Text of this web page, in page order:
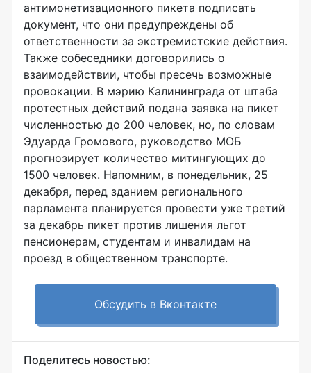
антимонетизационного пикета подписать
документ, что они предупреждены об
ответственности за экстремистские действия.
Также собеседники договорились о
взаимодействии, чтобы пресечь возможные
провокации. В мэрию Калининграда от штаба
протестных действий подана заявка на пикет
численностью до 200 человек, но, по словам
Эдуарда Громового, руководство МОБ
прогнозирует количество митингующих до
1500 человек. Напомним, в понедельник, 25
декабря, перед зданием регионального
парламента планируется провести уже третий
за декабрь пикет против лишения льгот
пенсионерам, студентам и инвалидам на
проезд в общественном транспорте.
Обсудить в Вконтакте
Поделитесь новостью: